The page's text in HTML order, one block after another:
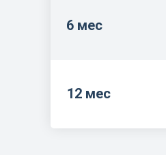
12 мес
6 мес